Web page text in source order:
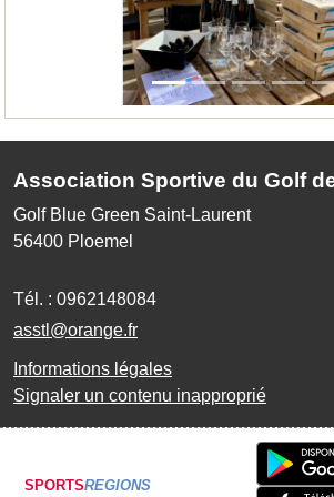
Association Sportive du Golf
Golf Blue Green Saint-Laurent
56400 Ploemel
Tél. : 0962148084
asstl@orange.fr
Informations légales
Signaler un contenu inapproprié
SPORTSREGIONS